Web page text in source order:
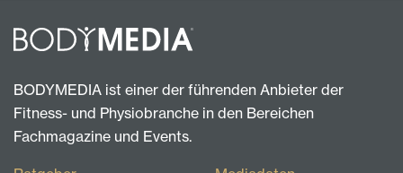
BODYMEDIA ist einer der führenden Anbieter der
Fitness- und Physiobranche in den Bereichen
Fachmagazine und Events.